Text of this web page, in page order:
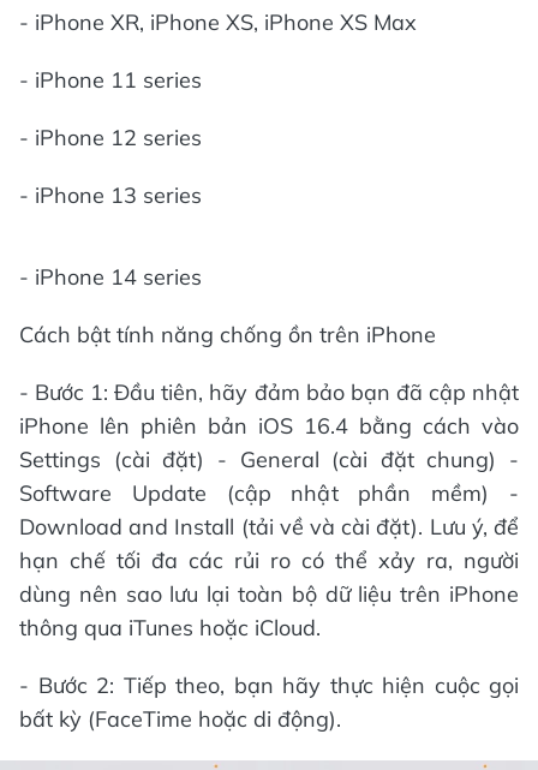
- iPhone XR, iPhone XS, iPhone XS Max
- iPhone 11 series
- iPhone 12 series
- iPhone 13 series
- iPhone 14 series
Cách bật tính năng chống ồn trên iPhone
- Bước 1: Đầu tiên, hãy đảm bảo bạn đã cập nhật
iPhone lên phiên bản iOS 16.4 bằng cách vào
Settings (cài đặt) - General (cài đặt chung) -
Software Update (cập nhật phần mềm) -
Download and Install (tải về và cài đặt). Lưu ý, để
hạn chế tối đa các rủi ro có thể xảy ra, người
dùng nên sao lưu lại toàn bộ dữ liệu trên iPhone
thông qua iTunes hoặc iCloud.
- Bước 2: Tiếp theo, bạn hãy thực hiện cuộc gọi
bất kỳ (FaceTime hoặc di động).